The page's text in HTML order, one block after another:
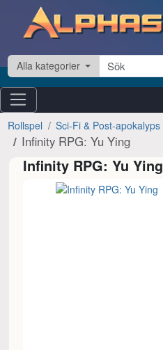
Hoppa till innehåll
Alla kategorier
Rollspel Sci-Fi & Post-apokalyps
Infinity RPG: Yu Ying
Infinity RPG: Yu Ying